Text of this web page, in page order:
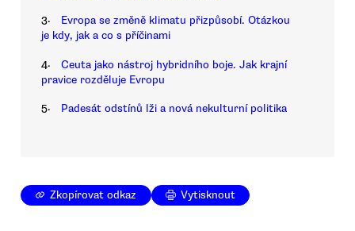
3.
Evropa se změně klimatu přizpůsobí. Otázkou
je kdy, jak a co s příčinami
4.
Ceuta jako nástroj hybridního boje. Jak krajní
pravice rozděluje Evropu
5. Padesát odstínů lži a nová nekulturní politika
Zkopírovat odkaz Vytisknout